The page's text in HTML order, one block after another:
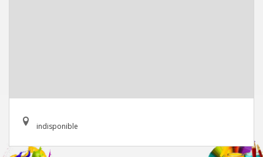
indisponible